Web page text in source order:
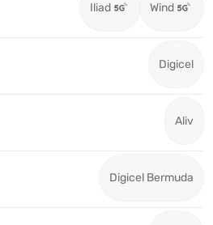
Iliad Wind
Digicel
Aliv
Digicel Bermuda